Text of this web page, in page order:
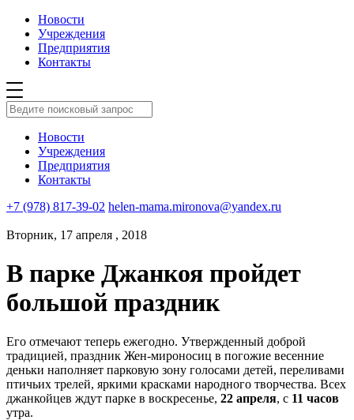
Новости
Учреждения
Предприятия
Контакты
Новости
Учреждения
Предприятия
Контакты
+7 (978) 817-39-02 helen-mama.mironova@yandex.ru
Вторник, 17 апреля , 2018
В парке Джанкоя пройдет
большой праздник
Его отмечают теперь ежегодно. Утвержденный доброй
традицией, праздник Жен-мироносиц в погожие весенние
деньки наполняет парковую зону голосами детей, переливами
птичьих трелей, яркими красками народного творчества. Всех
джанкойцев ждут парке в воскресенье, 22 апреля, с 11 часов
утра.